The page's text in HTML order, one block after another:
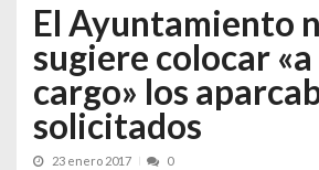
El Ayuntamiento
sugiere colocar
cargo» los
solicitados
23 enero 2017 0